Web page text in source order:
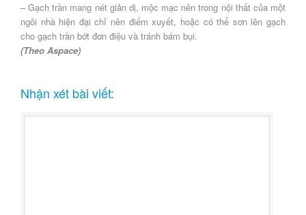
– Gạch trần mang nét giản dị, mộc mạc nên trong nội thất của một
ngôi nhà hiện đại chỉ nên điểm xuyết, hoặc có thể sơn lên gạch
cho gạch trần bớt đơn điệu và tránh bám bụi.
(Theo Aspace)
Nhận xét bài viết: